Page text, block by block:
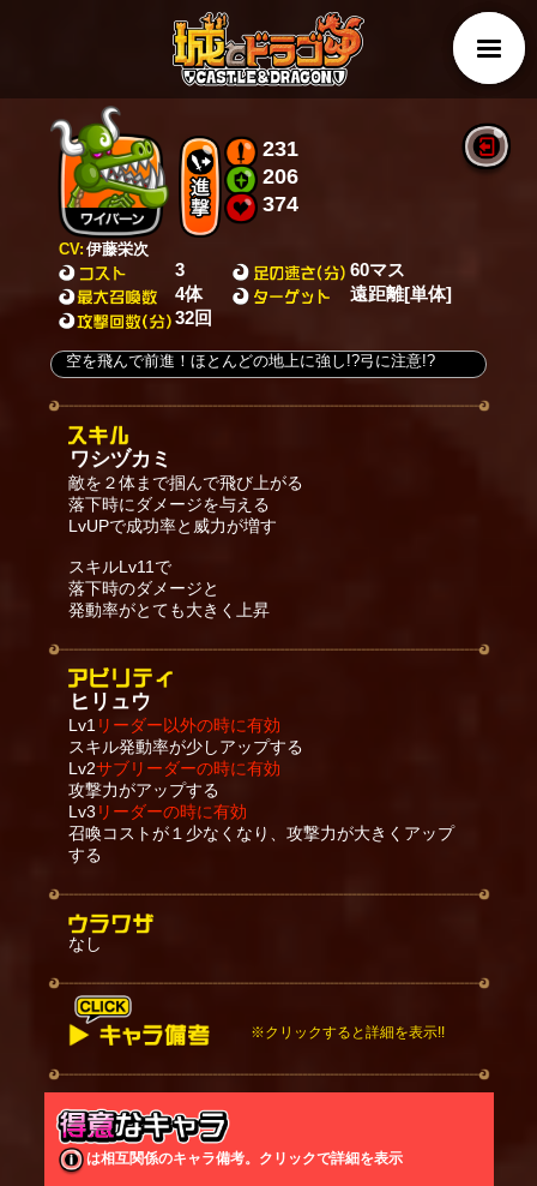
CV: 伊藤栄次
231
206
374
3
4体
32回
60マス
遠距離[単体]
空を飛んで前進！ほとんどの地上に強し!?弓に注意!?
ワシヅカミ
敵を２体まで掴んで飛び上がる
落下時にダメージを与える
LvUPで成功率と威力が増す
スキルLv11で
落下時のダメージと
発動率がとても大きく上昇
ヒリュウ
Lv1 リーダー以外の時に有効
スキル発動率が少しアップする
Lv2サブリーダーの時に有効
攻撃力がアップする
Lv3 リーダーの時に有効
召喚コストが１少なくなり、攻撃力が大きくアップ
する
なし
※クリックすると詳細を表示!!
スキルは地上の敵に対してのみ有効である。スキル
は最大１回まで発動する。また、１度のスキルで同
時に２体までワシヅカミできる。
は相互関係のキャラ備考。クリックで詳細を表示